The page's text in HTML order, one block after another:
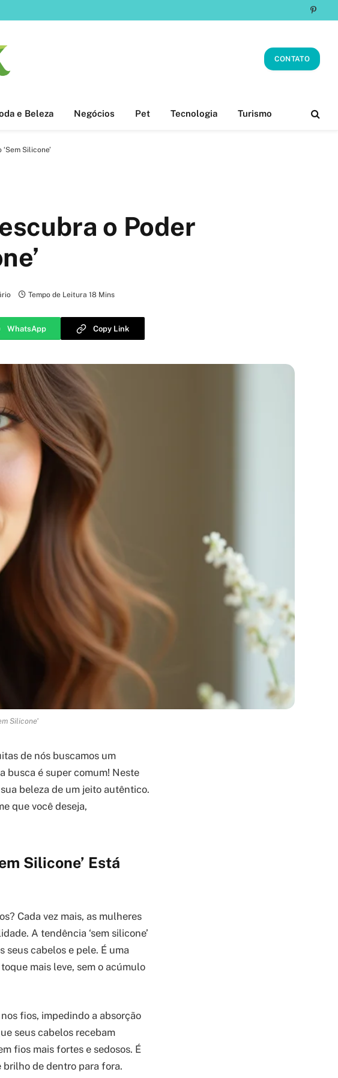
CONTATO
e Beleza Negócios Pet Tecnologia Turismo
Silicone’
o Poder
Tempo de Leitura 18 Mins
WhatsApp Copy Link
Silicone'
de nós buscamos um
busca é super comum! Neste
beleza de um jeito autêntico.
que você deseja,
Silicone’ Está
Cada vez mais, as mulheres
A tendência ‘sem silicone’
seus cabelos e pele. É uma
mais leve, sem o acúmulo
fios, impedindo a absorção
seus cabelos recebam
fios mais fortes e sedosos. É
de dentro para fora.